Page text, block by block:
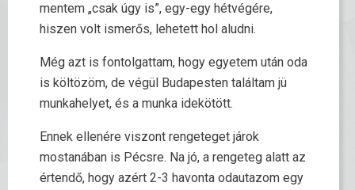
mentem „csak úgy is”, egy-egy hétvégére,
hiszen volt ismerős, lehetett hol aludni.
Még azt is fontolgattam, hogy egyetem után oda
is költözöm, de végül Budapesten találtam jü
munkahelyet, és a munka idekötött.
Ennek ellenére viszont rengeteget járok
mostanában is Pécsre. Na jó, a rengeteg alatt az
értendő, hogy azért 2-3 havonta odautazom egy